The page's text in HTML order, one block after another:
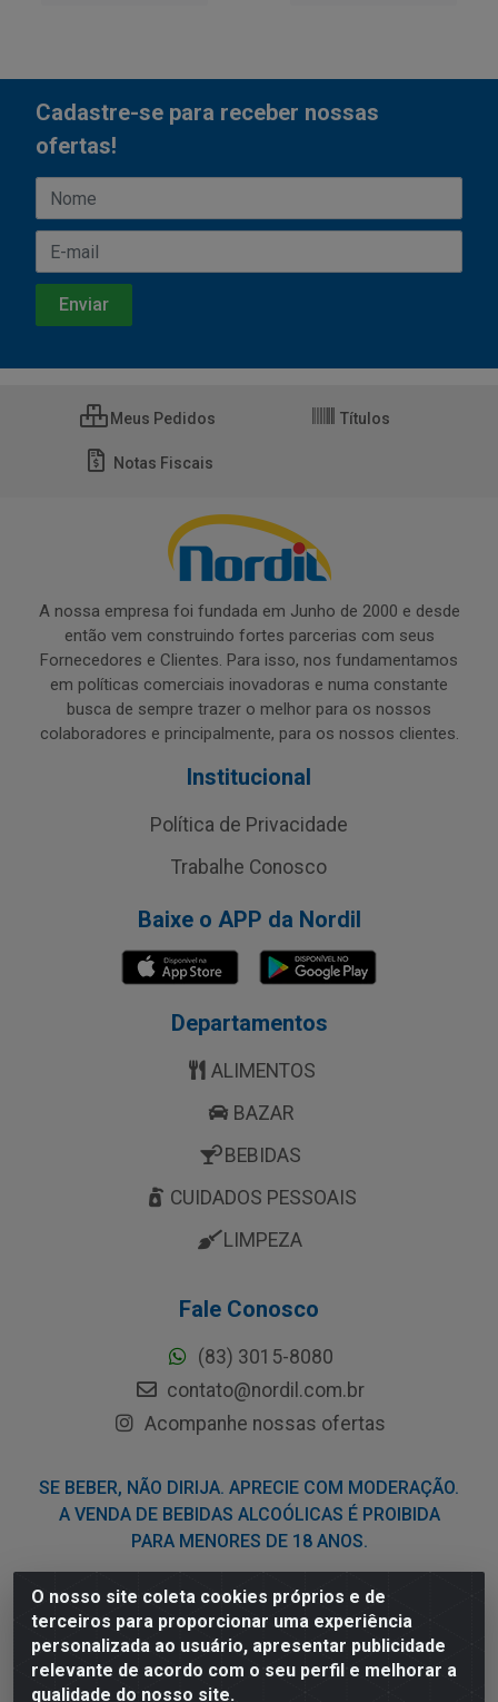
O nosso site coleta cookies próprios e de
terceiros para proporcionar uma experiência
personalizada ao usuário, apresentar publicidade
relevante de acordo com o seu perfil e melhorar a
qualidade do nosso site.
Cadastre-se para receber nossas
ofertas!
Meus Pedidos Títulos
Notas Fiscais
A nossa empresa foi fundada em Junho de 2000 e desde
então vem construindo fortes parcerias com seus
Fornecedores e Clientes. Para isso, nos fundamentamos
em políticas comerciais inovadoras e numa constante
busca de sempre trazer o melhor para os nossos
colaboradores e principalmente, para os nossos clientes.
Institucional
Política de Privacidade
Trabalhe Conosco
Baixe o APP da Nordil
Departamentos
ALIMENTOS
BAZAR
BEBIDAS
CUIDADOS PESSOAIS
LIMPEZA
Fale Conosco
(83) 3015-8080
contato@nordil.com.br
Acompanhe nossas ofertas
SE BEBER, NÃO DIRIJA. APRECIE COM MODERAÇÃO.
A VENDA DE BEBIDAS ALCOÓLICAS É PROIBIDA
PARA MENORES DE 18 ANOS.
Nordil Distribuidora - Avenida Liberdade, 2738, Bloco F -
Sesi - Bayeux/PB - CEP 58.111-400 - CNPJ
03.775.813/0001-41